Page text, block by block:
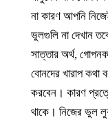
না কারণ আপনি
ভুলগুলি না দেখান
সাত্তার অর্থ,
বোনদের খারাপ
করবেন। কারণ
থাকে। নিজের ভুল